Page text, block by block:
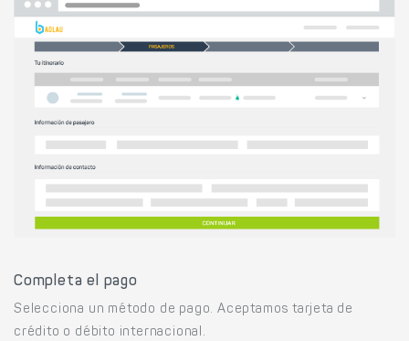
Completa el pago
Selecciona un método de pago. Aceptamos tarjeta de
crédito o débito internacional.